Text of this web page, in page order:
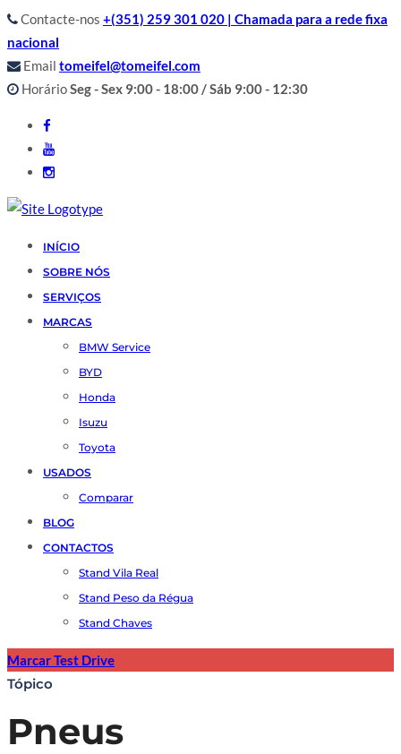
Contacte-nos +(351) 259 301 020 | Chamada para a rede fixa
nacional
Email tomeifel@tomeifel.com
HorárioSeg - Sex 9:00 - 18:00 / Sáb 9:00 - 12:30
INÍCIO
SOBRE NÓS
SERVIÇOS
MARCAS
BMW Service
BYD
Honda
Isuzu
Toyota
USADOS
Comparar
BLOG
CONTACTOS
Stand Vila Real
Stand Peso da Régua
Stand Chaves
Marcar Test Drive
Tópico
Pneus